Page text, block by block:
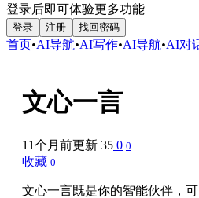
登录后即可体验更多功能
登录 注册 找回密码
首页•AI导航•AI写作•AI导航•AI对
文心一言
11个月前更新 35 0 0
收藏 0
文心一言既是你的智能伙伴，